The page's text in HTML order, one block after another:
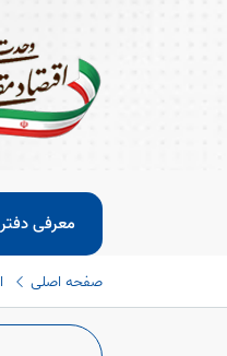
معرفی دفتر
صفحه اصلی